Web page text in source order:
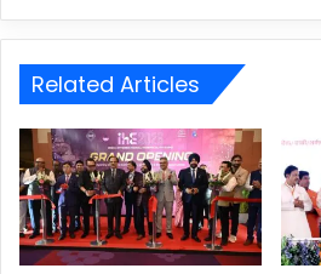
Related Articles